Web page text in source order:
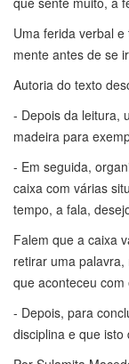
Uma ferida verbal
mente antes de se
Autoria do texto
- Depois da leitura,
madeira para
- Em seguida,
caixa com várias
tempo, a fala,
Falem que a caixa
retirar uma
que aconteceu com
- Depois, para
disciplina e que